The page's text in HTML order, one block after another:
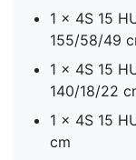
1 x 4S 15
155/58/49
1 x 4S 15
140/18/22
1 x 4S 15
cm